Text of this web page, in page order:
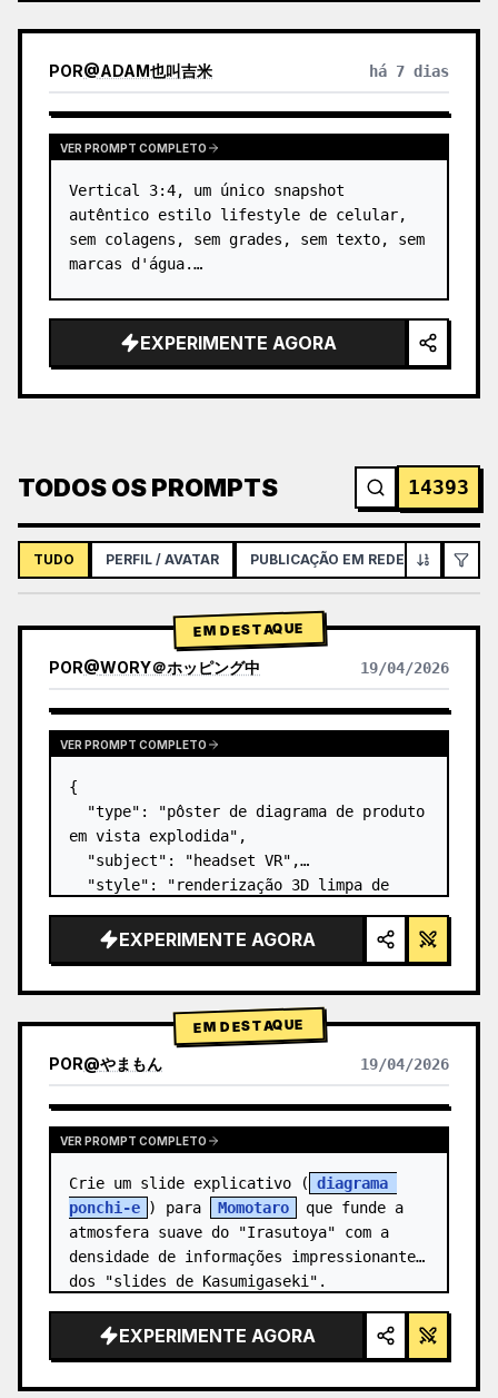
POR@ADAM也叫吉米 há 7 dias
VER PROMPT COMPLETO
Vertical 3:4, um único snapshot
autêntico estilo lifestyle de celular,
sem colagens, sem grades, sem texto, sem
marcas d'água.
name="female features" default="traços
faciais de uma mulher asiática, formato
EXPERIMENTE AGORA
TODOS OS PROMPTS 14393
TUDO PERFIL / AVATAR PUBLICAÇÃO EM REDES SOCIAIS
EM DESTAQUE
POR@WORY＠ホッピング中 19/04/2026
VER PROMPT COMPLETO
{
  "type": "pôster de diagrama de produto
em vista explodida",
  "subject": "headset VR",
  "style": "renderização 3D limpa de
detalhes brilhantes",
  "background": "{argument
default=\"gradien…
EXPERIMENTE AGORA
EM DESTAQUE
POR@やまもん 19/04/2026
VER RESULTADOS DE OUTROS MODELOS
VER PROMPT COMPLETO
Crie um slide explicativo ( diagrama
ponchi-e ) para Momotaro
que funde a
atmosfera suave do "Irasutoya" com a
densidade de informações impressionante
dos "slides de Kasumigaseki".
EXPERIMENTE AGORA